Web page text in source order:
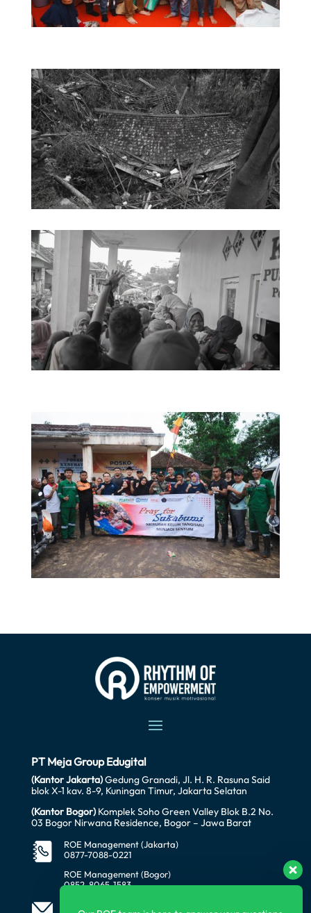
PT Meja Group Edugital
(Kantor Jakarta)Gedung Granadi, Jl. H. R. Rasuna Said
blok X-1 kav. 8-9, Kuningan Timur, Jakarta Selatan
(Kantor Bogor)Komplek Soho Green Valley Blok B.2 No.
03 Bogor Nirwana Residence, Bogor – Jawa Barat
ROE Management (Jakarta)
0877-7088-0221
ROE Management (Bogor)
0852-8065-1583